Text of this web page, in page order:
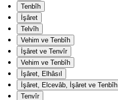
Tenbîh
İşâret
Telvîh
Vehim ve Tenbîh
İşâret ve Tenvîr
Vehim ve Tenbîh
İşâret, Elhâsıl
İşâret, Elcevâb, İşâret ve Tenbîh
Tenvîr